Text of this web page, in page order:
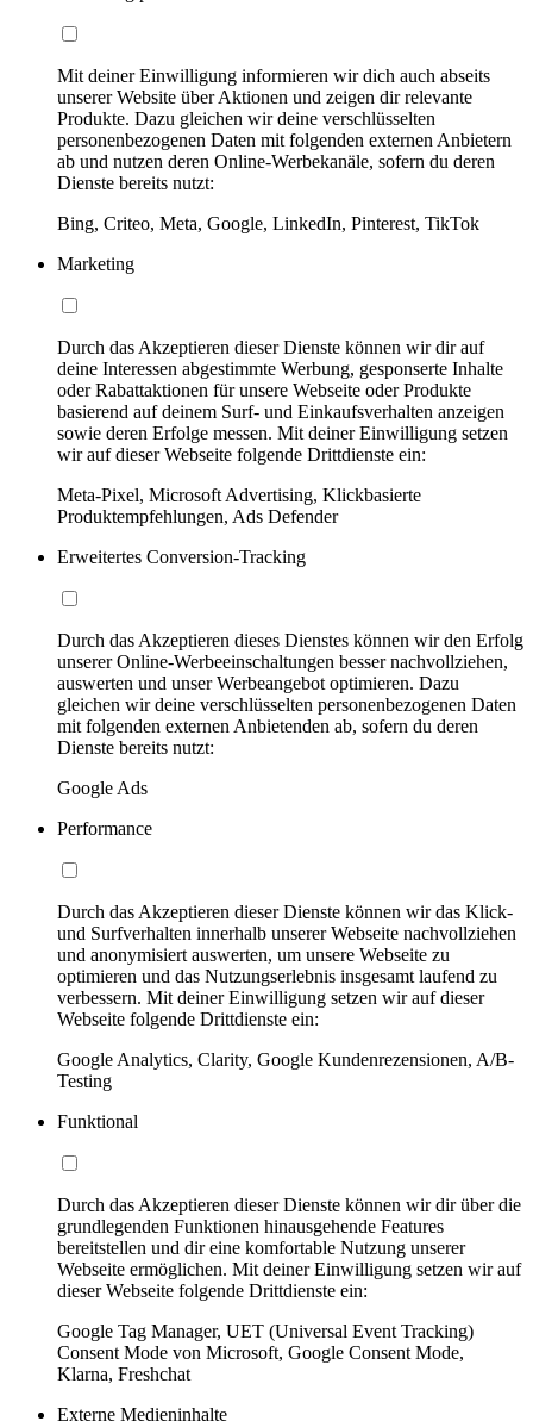
Mit deiner Einwilligung informieren wir dich auch abseits
unserer Website über Aktionen und zeigen dir relevante
Produkte. Dazu gleichen wir deine verschlüsselten
personenbezogenen Daten mit folgenden externen Anbietern
ab und nutzen deren Online-Werbekanäle, sofern du deren
Dienste bereits nutzt:
Bing, Criteo, Meta, Google, LinkedIn, Pinterest, TikTok
Marketing
Durch das Akzeptieren dieser Dienste können wir dir auf
deine Interessen abgestimmte Werbung, gesponserte Inhalte
oder Rabattaktionen für unsere Webseite oder Produkte
basierend auf deinem Surf- und Einkaufsverhalten anzeigen
sowie deren Erfolge messen. Mit deiner Einwilligung setzen
wir auf dieser Webseite folgende Drittdienste ein:
Meta-Pixel, Microsoft Advertising, Klickbasierte
Produktempfehlungen, Ads Defender
Erweitertes Conversion-Tracking
Durch das Akzeptieren dieses Dienstes können wir den Erfolg
unserer Online-Werbeeinschaltungen besser nachvollziehen,
auswerten und unser Werbeangebot optimieren. Dazu
gleichen wir deine verschlüsselten personenbezogenen Daten
mit folgenden externen Anbietenden ab, sofern du deren
Dienste bereits nutzt:
Google Ads
Performance
Durch das Akzeptieren dieser Dienste können wir das Klick-
und Surfverhalten innerhalb unserer Webseite nachvollziehen
und anonymisiert auswerten, um unsere Webseite zu
optimieren und das Nutzungserlebnis insgesamt laufend zu
verbessern. Mit deiner Einwilligung setzen wir auf dieser
Webseite folgende Drittdienste ein:
Google Analytics, Clarity, Google Kundenrezensionen, A/B-
Testing
Funktional
Durch das Akzeptieren dieser Dienste können wir dir über die
grundlegenden Funktionen hinausgehende Features
bereitstellen und dir eine komfortable Nutzung unserer
Webseite ermöglichen. Mit deiner Einwilligung setzen wir auf
dieser Webseite folgende Drittdienste ein:
Google Tag Manager, UET (Universal Event Tracking)
Consent Mode von Microsoft, Google Consent Mode,
Klarna, Freshchat
Externe Medieninhalte